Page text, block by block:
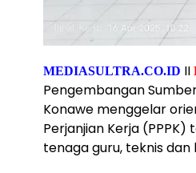
MEDIASULTRA.CO.ID II
Pengembangan
Konawe menggelar
Perjanjian Kerja
tenaga guru, teknis dan